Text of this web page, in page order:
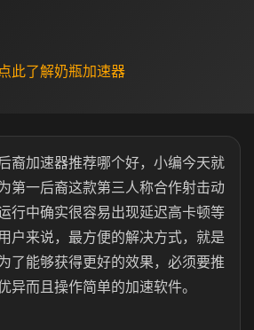
此了解奶瓶加速器
裔加速器推荐哪个好，小编今天就
第一后裔这款第三人称合作射击动
行中确实很容易出现延迟高卡顿等
户来说，最方便的解决方式，就是
了能够获得更好的效果，必须要推
异而且操作简单的加速软件。